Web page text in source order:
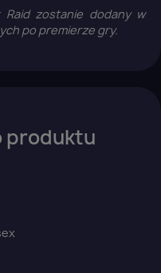
zostanie dodany w
po premierze gry.
produktu